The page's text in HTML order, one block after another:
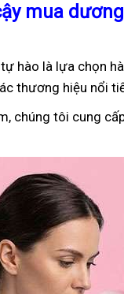
mua
hào là lựa chọn
thương hiệu nổi
chúng tôi cung